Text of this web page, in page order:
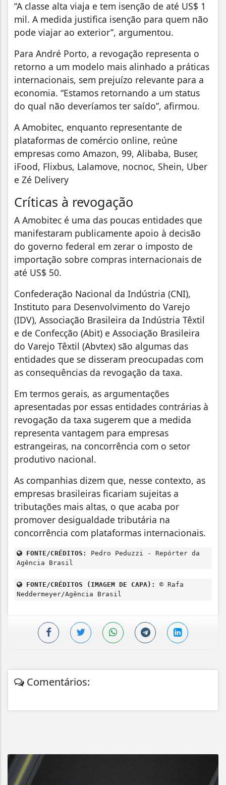
“A classe alta viaja e tem isenção de até US$ 1
mil. A medida justifica isenção para quem não
pode viajar ao exterior”, argumentou.
Para André Porto, a revogação representa o
retorno a um modelo mais alinhado a práticas
internacionais, sem prejuízo relevante para a
economia. “Estamos retornando a um status
do qual não deveríamos ter saído”, afirmou.
A Amobitec, enquanto representante de
plataformas de comércio online, reúne
empresas como Amazon, 99, Alibaba, Buser,
iFood, Flixbus, Lalamove, nocnoc, Shein, Uber
e Zé Delivery
Críticas à revogação
A Amobitec é uma das poucas entidades que
manifestaram publicamente apoio à decisão
do governo federal em zerar o imposto de
importação sobre compras internacionais de
até US$ 50.
Confederação Nacional da Indústria (CNI),
Instituto para Desenvolvimento do Varejo
(IDV), Associação Brasileira da Indústria Têxtil
e de Confecção (Abit) e Associação Brasileira
do Varejo Têxtil (Abvtex) são algumas das
entidades que se disseram preocupadas com
as consequências da revogação da taxa.
Em termos gerais, as argumentações
apresentadas por essas entidades contrárias à
revogação da taxa sugerem que a medida
representa vantagem para empresas
estrangeiras, na concorrência com o setor
produtivo nacional.
As companhias dizem que, nesse contexto, as
empresas brasileiras ficariam sujeitas a
tributações mais altas, o que acaba por
promover desigualdade tributária na
concorrência com plataformas internacionais.
FONTE/CRÉDITOS:
Pedro Peduzzi - Repórter da
Agência Brasil
FONTE/CRÉDITOS (IMAGEM DE CAPA):
© Rafa
Neddermeyer/Agência Brasil
Comentários: